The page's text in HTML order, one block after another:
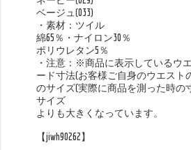
ベージュ(033)
・素材：ツイル
綿65％・ナイロン30％
ポリウレタン5％
・注意：※商品に表示しているウ
ード寸法(お客様ご自身のウエスト
のサイズ(実際に商品を測った時の
サイズ
よりも大きくなっています。
【jiwh90262】